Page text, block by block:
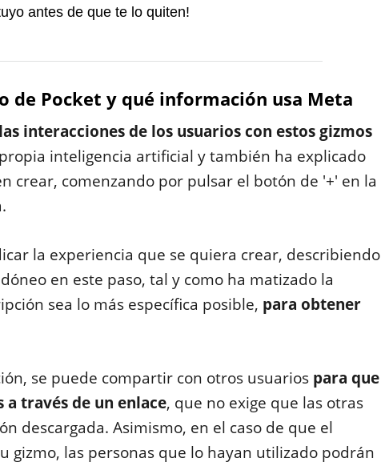
antes de que te lo quiten!
de Pocket y qué información usa Meta
las interacciones de los usuarios con estos gizmos
inteligencia artificial y también ha explicado
crear, comenzando por pulsar el botón de '+' en la
la experiencia que se quiera crear, describiendo
en este paso, tal y como ha matizado la
sea lo más específica posible, para obtener
se puede compartir con otros usuariospara que
a través de un enlace, que no exige que las otras
descargada. Asimismo, en el caso de que el
gizmo, las personas que lo hayan utilizado podrán